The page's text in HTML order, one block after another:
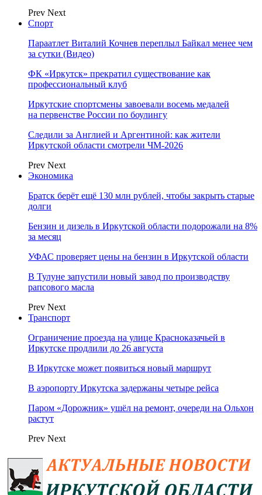
Prev Next
Спорт
Параатлет Виталий Кочнев переплыл Байкал менее чем
за сутки (Видео)
ФК «Иркутск» прекратил существование как
профессиональный клуб
Иркутские спортсмены завоевали восемь медалей
на первенстве России по боулингу
Следили за Англией и Аргентиной: как жители
Иркутской области смотрели ЧМ-2026
Prev Next
Экономика
Братск берёт ещё 130 млн рублей, чтобы закрыть старые
долги
Бензин и дизель в Иркутской области подорожали на 8%
за месяц
УФАС проверяет цены на бензин в Иркутской области
В Тулуне запустили новый завод по производству
рапсового масла
Prev Next
Транспорт
Ограничение проезда на улице Красноказачьей в
Иркутске продлили до 26 августа
В Иркутске может появиться новый маршрут
В аэропорту Иркутска задержаны четыре рейса
Паром «Дорожник» ушёл на ремонт, очереди на Ольхон
растут
Prev Next